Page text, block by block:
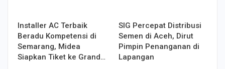
Installer AC Terbaik
Beradu Kompetensi di
Semarang, Midea
Siapkan Tiket ke Grand…
SIG Percepat Distribusi
Semen di Aceh, Dirut
Pimpin Penanganan di
Lapangan